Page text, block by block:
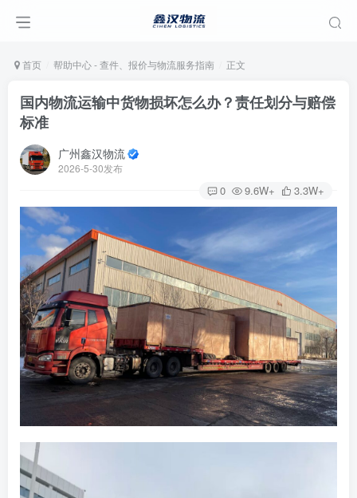
首页 帮助中心 - 查件、报价与物流服务指南 正文
国内物流运输中货物损坏怎么办？责任划分与赔偿
标准
广州鑫汉物流
2026-5-30发布
0 9.6W+ 3.3W+